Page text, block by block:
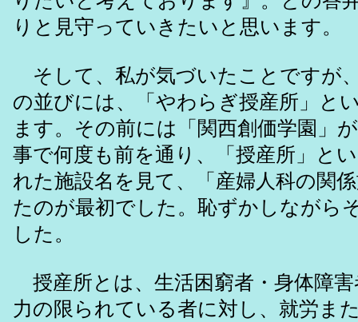
りと見守っていきたいと思います。
そして、私が気づいたことですが
の並びには、「やわらぎ授産所」と
ます。その前には「関西創価学園」
事で何度も前を通り、「授産所」と
れた施設名を見て、「産婦人科の関
たのが最初でした。恥ずかしながら
した。
授産所とは、生活困窮者・身体障
力の限られている者に対し、就労ま